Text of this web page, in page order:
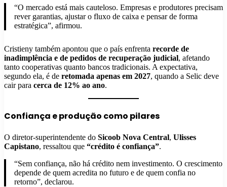
“O mercado está mais cauteloso. Empresas e produtores precisam
rever garantias, ajustar o fluxo de caixa e pensar de forma
estratégica”, afirmou.
Cristieny também apontou que o país enfrenta recorde de
inadimplência e de pedidos de recuperação judicial, afetando
tanto cooperativas quanto bancos tradicionais. A expectativa,
segundo ela, é de retomada apenas em 2027, quando a Selic deve
cair para cerca de 12% ao ano.
Confiança e produção como pilares
O diretor-superintendente do Sicoob Nova Central, Ulisses
Capistano, ressaltou que “crédito é confiança”.
“Sem confiança, não há crédito nem investimento. O crescimento
depende de quem acredita no futuro e de quem confia no
retorno”, declarou.